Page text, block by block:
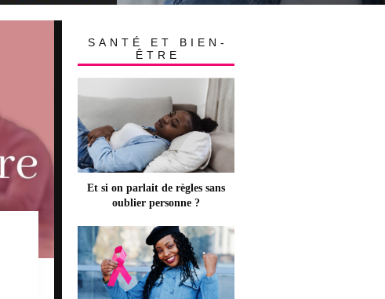
SANTÉ ET BIEN-
ÊTRE
Et si on parlait de règles sans
oublier personne ?